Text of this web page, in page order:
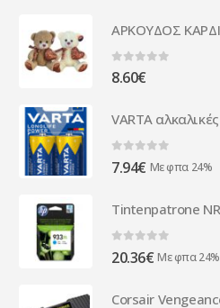
0out of 5
8.60€
0out of 5
7.94€ Με φπα 24%
0 out of 5
20.36€ Με φπα 24%